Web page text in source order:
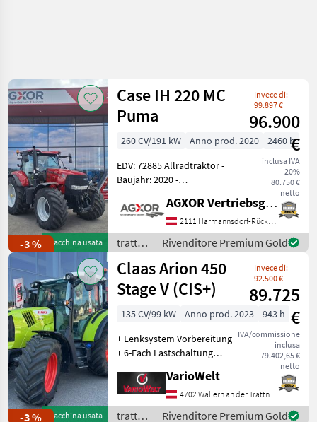
-3 % Macchina usata
Case IH 220 MC
Puma
Invece di:
99.897 €
96.900
€
inclusa IVA
20%
80.750 €
netto
260 CV/191 kW Anno prod. 2020
2460 h
EDV: 72885 Allradtraktor -
Baujahr: 2020 -
- mit 4 elektr.
Hecksteuergeräte - mit 2
elektr. Mittensteuergeräte -
mit Power Be
AGXOR Vertriebsgesellschaft Ost GmbH
2111 Harmannsdorf-Rückersdorf
trattori
/ Case
IH
Rivenditore Premium Gold
-3 % Macchina usata
Claas Arion 450
Stage V (CIS+)
Invece di:
92.500 €
89.725
€
IVA/commissione
inclusa
79.402,65 €
netto
135 CV/99 kW Anno prod. 2023
943 h
+ Lenksystem Vorbereitung
+ 6-Fach Lastschaltung
di potenza: 540/540E/1000,
Grandezza bullone per
rimorchio (mm): 38 mm,
VarioWelt
4702 Wallern an der Trattnach
trattori
Rivenditore Premium Gold